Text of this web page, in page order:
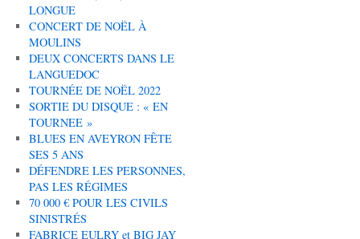
LONGUE
CONCERT DE NOËL À
MOULINS
DEUX CONCERTS DANS LE
LANGUEDOC
TOURNÉE DE NOËL 2022
SORTIE DU DISQUE : « EN
TOURNEE »
BLUES EN AVEYRON FÊTE
SES 5 ANS
DÉFENDRE LES PERSONNES,
PAS LES RÉGIMES
70 000 € POUR LES CIVILS
SINISTRÉS
FABRICE EULRY et BIG JAY